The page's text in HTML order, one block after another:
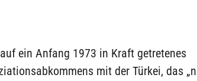
ein Anfang 1973 in Kraft getretenes
mit der Türkei, das